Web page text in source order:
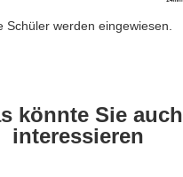
Schüler werden eingewiesen.
könnte Sie auch
interessieren